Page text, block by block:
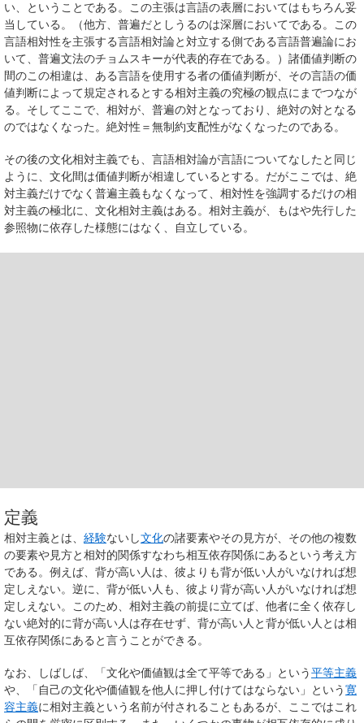
い、ということである。この主張は言語の表層においてはもちろん妥
当している。（他方、普遍だとしうるのは深層においてである。この
言語相対性を主張する言語相対論と対立する側である言語普遍論にお
いて、普遍文法のチョムスキーが代表的存在である。）諸価値判断の
間のこの相違は、ある言語を使用する者の価値判断が、その言語の価
値判断によって規定されるとする相対主義の究極の観点にまでつなが
る。そしてここで、相対が、普遍の対となっており、絶対の対となる
のではなくなった。絶対性＝無制約支配性がなくなったのである。
その後の文化相対主義でも、言語相対論が言語についてなしたと同じ
ように、文化間は価値判断が相違しているとする。だがここでは、絶
対主義だけでなく普遍主義もなくなって、相対性を強調するだけの相
対主義の極北に、文化相対主義はある。相対主義が、もはや先行した
参照物に依存した様態にはなく、自立している。
定義
相対主義とは、 経験ないし文化の諸要素やその見方が、その他の複数
の要素や見方と相対的関係すなわち相互依存関係にあるという考え方
である。例えば、背が高い人は、彼よりも背が低い人がいなければ想
定しえない。逆に、背が低い人も、彼より背が高い人がいなければ想
定しえない。このため、相対主義の前提に立てば、他者に全く依存し
ない絶対的に背が高い人は存在せず、背が高い人と背が低い人とは相
互依存関係にあると言うことができる。
なお、しばしば、「文化や価値観は全て平等である」という平等主義
や、「自己の文化や価値観を他人に押し付けてはならない」という寛
容主義に相対主義という名前が付されることもあるが、ここではこれ